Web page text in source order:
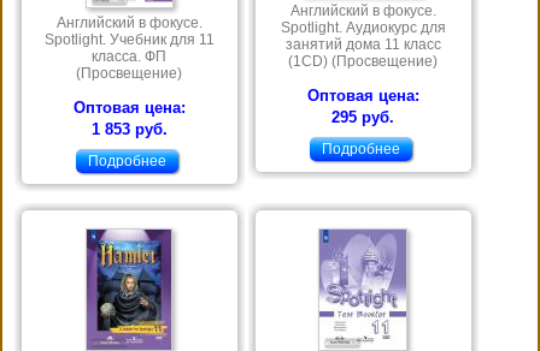
Английский в фокусе.
Spotlight. Учебник для 11
класса. ФП
(Просвещение)
Оптовая цена:
1 853 руб.
Подробнее
Английский в фокусе.
Spotlight. Аудиокурс для
занятий дома 11 класс
(1CD) (Просвещение)
Оптовая цена:
295 руб.
Подробнее